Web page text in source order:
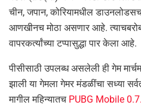
चीन, जपान, कोरियामधील
आणखीनच मोठा असणार आहे.
वापरकर्त्यांच्या टप्पासुद्धा पार केला आहे.
पीसीसाठी उपलब्ध असलेली ही गेम
झाली या गेमला गेमर मंडळींचा सध्या
मागील महिन्यातच PUBG Mobile